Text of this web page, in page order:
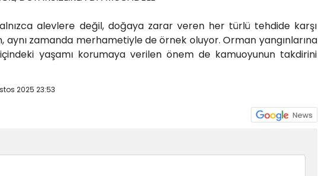
alevlere değil, doğaya zarar veren her türlü tehdide karşı
aynı zamanda merhametiyle de örnek oluyor. Orman yangınlarına
yaşamı korumaya verilen önem de kamuoyunun takdirini
2025 23:53